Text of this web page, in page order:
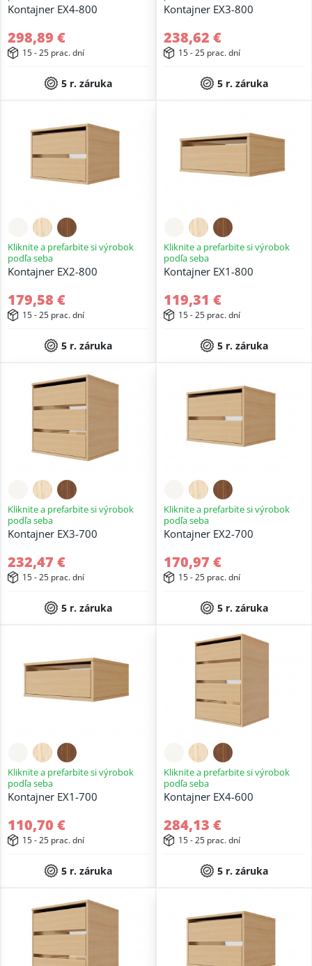
Kontajner EX4-800
298,89 €
15 - 25 prac. dní
5 r. záruka
Kontajner EX3-800
238,62 €
15 - 25 prac. dní
5 r. záruka
Kliknite a prefarbite si výrobok
podľa seba
Kontajner EX2-800
179,58 €
15 - 25 prac. dní
5 r. záruka
Kliknite a prefarbite si výrobok
podľa seba
Kontajner EX1-800
119,31 €
15 - 25 prac. dní
5 r. záruka
Kliknite a prefarbite si výrobok
podľa seba
Kontajner EX3-700
232,47 €
15 - 25 prac. dní
5 r. záruka
Kliknite a prefarbite si výrobok
podľa seba
Kontajner EX2-700
170,97 €
15 - 25 prac. dní
5 r. záruka
Kliknite a prefarbite si výrobok
podľa seba
Kontajner EX1-700
110,70 €
15 - 25 prac. dní
5 r. záruka
Kliknite a prefarbite si výrobok
podľa seba
Kontajner EX4-600
284,13 €
15 - 25 prac. dní
5 r. záruka